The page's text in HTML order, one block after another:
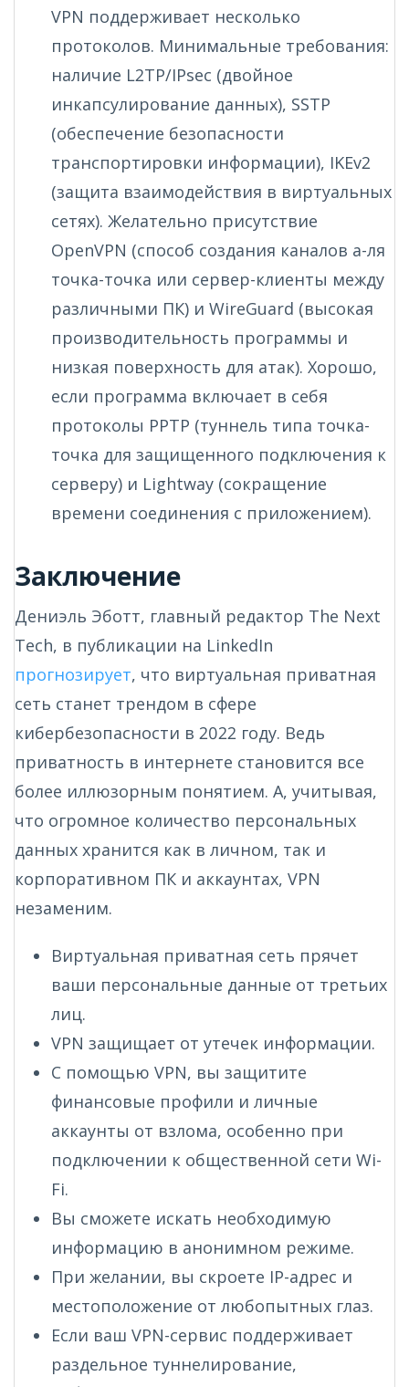
VPN поддерживает несколько
протоколов. Минимальные требования:
наличие L2TP/IPsec (двойное
инкапсулирование данных), SSTP
(обеспечение безопасности
транспортировки информации), IKEv2
(защита взаимодействия в виртуальных
сетях). Желательно присутствие
OpenVPN (способ создания каналов а-ля
точка-точка или сервер-клиенты между
различными ПК) и WireGuard (высокая
производительность программы и
низкая поверхность для атак). Хорошо,
если программа включает в себя
протоколы PPTP (туннель типа точка-
точка для защищенного подключения к
серверу) и Lightway (сокращение
времени соединения с приложением).
Заключение
Дениэль Эботт, главный редактор The Next
Tech, в публикации на LinkedIn
прогнозирует, что виртуальная приватная
сеть станет трендом в сфере
кибербезопасности в 2022 году. Ведь
приватность в интернете становится все
более иллюзорным понятием. А, учитывая,
что огромное количество персональных
данных хранится как в личном, так и
корпоративном ПК и аккаунтах, VPN
незаменим.
Виртуальная приватная сеть прячет
ваши персональные данные от третьих
лиц.
VPN защищает от утечек информации.
С помощью VPN, вы защитите
финансовые профили и личные
аккаунты от взлома, особенно при
подключении к общественной сети Wi-
Fi.
Вы сможете искать необходимую
информацию в анонимном режиме.
При желании, вы скроете IP-адрес и
местоположение от любопытных глаз.
Если ваш VPN-сервис поддерживает
раздельное туннелирование,